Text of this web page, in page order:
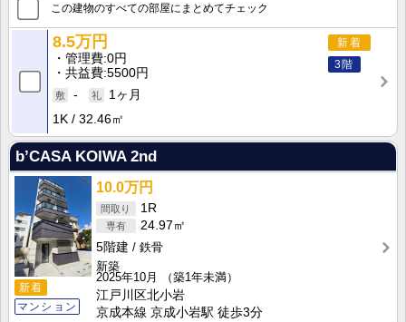
この建物のすべての部屋にまとめてチェック
新着
3階
8.5万円
管理費 0円
共益費 5500円
-
1ヶ月
1K
32.46㎡
b’CASA KOIWA 2nd
新着
マンション
10.0万円
1R
24.97㎡
5階建
鉄骨
新築
2025年10月
（築1年未満）
江戸川区北小岩
京成本線 京成小岩駅 徒歩3分